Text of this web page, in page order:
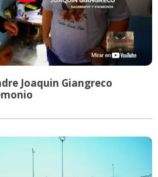
Joaquin Giangreco